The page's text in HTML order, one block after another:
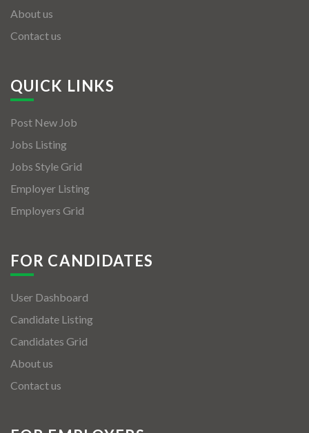
About us
Contact us
QUICK LINKS
Post New Job
Jobs Listing
Jobs Style Grid
Employer Listing
Employers Grid
FOR CANDIDATES
User Dashboard
Candidate Listing
Candidates Grid
About us
Contact us